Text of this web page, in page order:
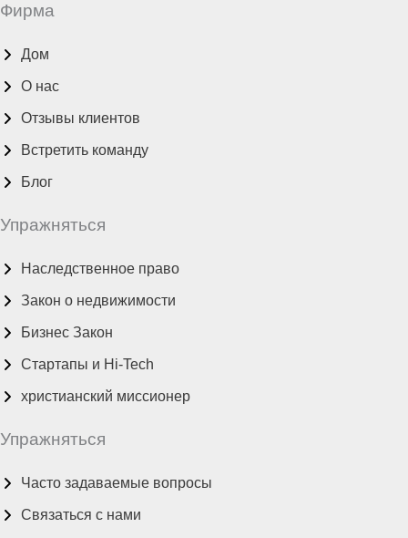
Фирма
Дом
О нас
Отзывы клиентов
Встретить команду
Блог
Упражняться
Наследственное право
Закон о недвижимости
Бизнес Закон
Стартапы и Hi-Tech
христианский миссионер
Упражняться
Часто задаваемые вопросы
Связаться с нами